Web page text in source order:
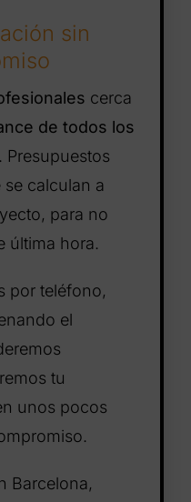
sin
cerca
de todos los
Presupuestos
calculan a
para no
última hora.
por teléfono,
el
tu
unos pocos
Barcelona,